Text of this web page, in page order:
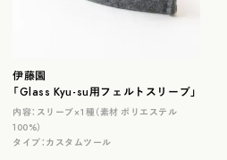
伊藤園
「Glass Kyu-su用フェルトスリーブ」
内容： スリーブ×１種（素材 ポリエステル
100%）
タイプ： カスタムツール